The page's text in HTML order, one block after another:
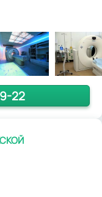
22